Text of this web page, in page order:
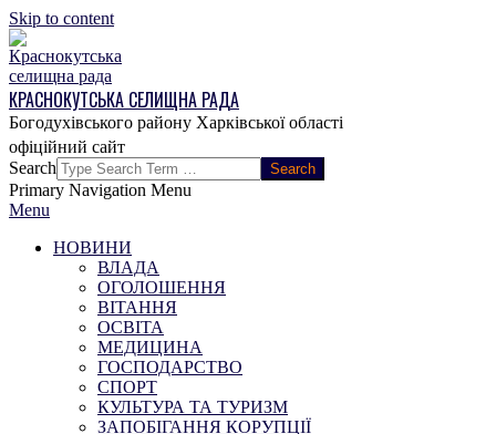
Skip to content
КРАСНОКУТСЬКА СЕЛИЩНА РАДА
Богодухівського району Харківської області
Search
Primary Navigation Menu
Menu
НОВИНИ
ВЛАДА
ОГОЛОШЕННЯ
ВІТАННЯ
ОСВІТА
МЕДИЦИНА
ГОСПОДАРСТВО
СПОРТ
КУЛЬТУРА ТА ТУРИЗМ
ЗАПОБІГАННЯ КОРУПЦІЇ